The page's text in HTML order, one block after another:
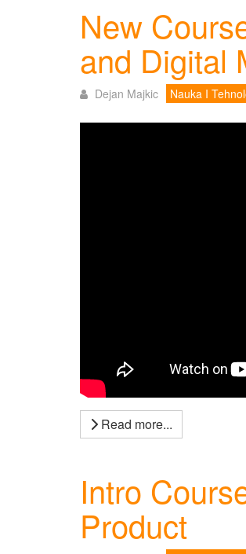
New
and Digital
Dejan Majkic Nauka I
Read more...
Intro
Product